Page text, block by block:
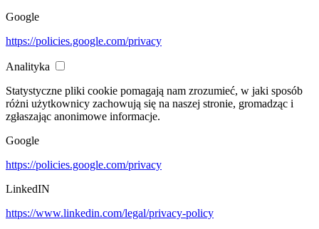
Google
https://policies.google.com/privacy
Analityka
Statystyczne pliki cookie pomagają nam zrozumieć, w jaki sposób
różni użytkownicy zachowują się na naszej stronie, gromadząc i
zgłaszając anonimowe informacje.
Google
https://policies.google.com/privacy
LinkedIN
https://www.linkedin.com/legal/privacy-policy